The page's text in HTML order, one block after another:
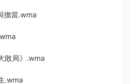
擔當.wma
敗局》.wma
.wma